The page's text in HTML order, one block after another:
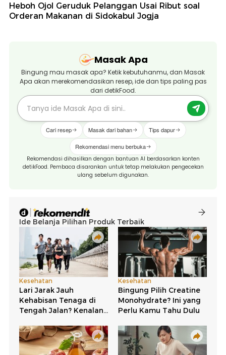
Heboh Ojol Geruduk Pelanggan Usai Ribut soal
Orderan Makanan di Sidokabul Jogja
Masak Apa
Bingung mau masak apa? Ketik kebutuhanmu, dan Masak
Apa akan merekomendasikan resep, ide dan tips paling pas
dari detikFood.
Cari resep Masak dari bahan Tips dapur
Rekomendasi menu berbuka
Rekomendasi dihasilkan dengan bantuan AI berdasarkan konten
detikFood. Pembaca disarankan untuk tetap melakukan pengecekan
ulang sebelum digunakan.